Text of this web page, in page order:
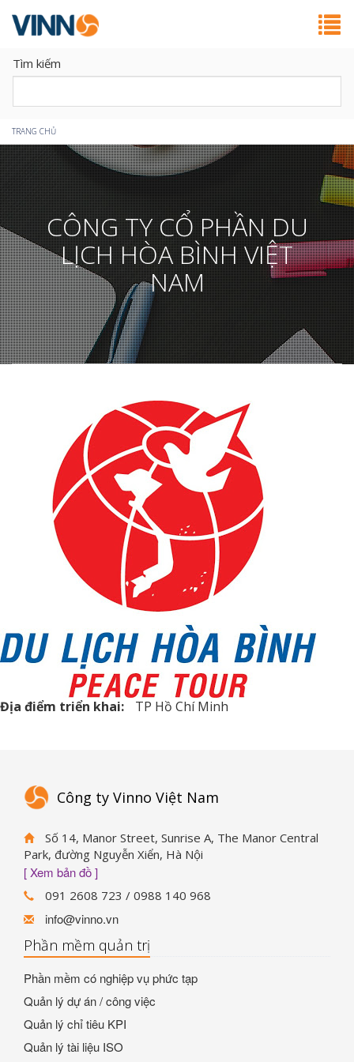
Tìm kiếm
Bạn
đang
ở
đây
TRANG CHỦ
CÔNG TY CỔ PHẦN DU
LỊCH HÒA BÌNH VIỆT
NAM
Địa điểm triển khai: TP Hồ Chí Minh
Công ty Vinno Việt Nam
Số 14, Manor Street, Sunrise A, The Manor Central
Park, đường Nguyễn Xiển, Hà Nội
[ Xem bản đồ ]
091 2608 723 / 0988 140 968
info@vinno.vn
Phần mềm quản trị
Phần mềm có nghiệp vụ phức tạp
Quản lý dự án / công việc
Quản lý chỉ tiêu KPI
Quản lý tài liệu ISO